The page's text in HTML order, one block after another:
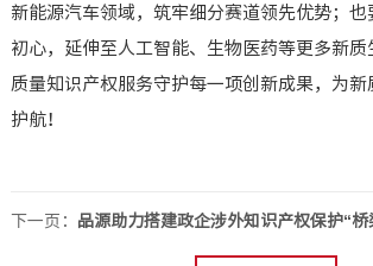
新能源汽车领域，筑牢细分赛道领先优势；也
初心，延伸至人工智能、生物医药等更多新质
质量知识产权服务守护每一项创新成果，为新
护航！
下一页： 品源助力搭建政企涉外知识产权保护“桥